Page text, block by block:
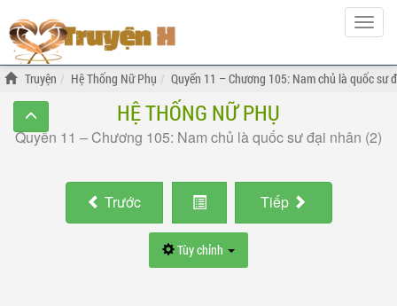
Hiện
menu
Truyện Hệ Thống Nữ Phụ Quyển 11 – Chương 105: Nam chủ là quốc sư
HỆ THỐNG NỮ PHỤ
Quyển 11 – Chương 105: Nam chủ là quốc sư đại nhân (2)
Trước Tiếp
Tùy chỉnh